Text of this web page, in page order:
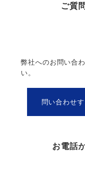
ご質
弊社へのお問い合
い。
問い合わせ
お電話